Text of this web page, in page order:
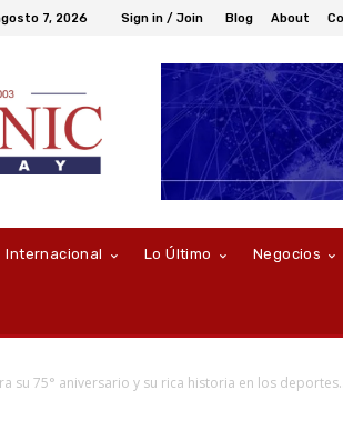
7, 2026 Sign in / Join Blog About
Internacional Lo Último Negocios
su 75° aniversario y su rica historia en los